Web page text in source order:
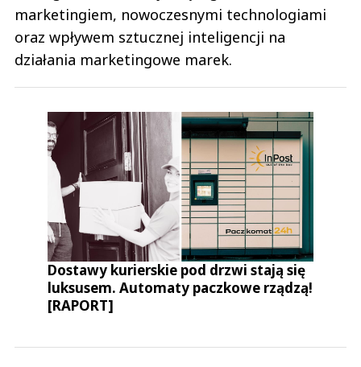
marketingiem, nowoczesnymi technologiami
oraz wpływem sztucznej inteligencji na
działania marketingowe marek.
Dostawy kurierskie pod drzwi stają się
luksusem. Automaty paczkowe rządzą!
[RAPORT]